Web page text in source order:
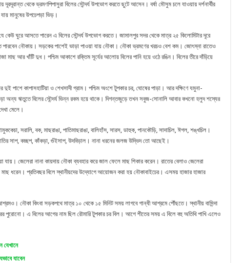
দূরদূরান্ত থেকে ভ্রমণপিপাসুরা বিলের সৌন্দর্য উপভোগ করতে ছুটে আসেন। বর্ষা মৌসুম চলে যাওয়ায় দর্শনার্থীর
যায় মানুষের উপচেপড়া ভিড়।
যে কেউ ঘুরে আসতে পারেন এ বিলের সৌন্দর্য উপভোগ করতে। জামালপুর সদর থেকে মাত্র ২৫ কিলোমিটার দূরে
পারবেন নৌকায়। সড়কের পাশেই ভাড়া পাওয়া যায় নৌকা। নৌকা ভ্রমণের খরচও বেশ কম। জোৎস্না রাতেও
মাছ আর খাঁটি দুধ। পশ্চিম আকাশে রক্তিম সূর্যের আলোয় বিলের পানি হয়ে ওঠে রঙিন। বিলের তীরে দাঁড়িয়ে
দুই পাশে কাপাসহাটিয়া ও শেখসাদী গ্রাম। পশ্চিম অংশে টুপকার চর, ঘোষের পাড়া। আর দক্ষিণে যমুনা-
অন্য ঋতুতে বিলের সৌন্দর্য ভিন্ন রকম হয়ে থাকে। দিগন্তজুড়ে তখন সবুজ-সোনালি আবার কখনো হলুদ শস্যের
মেলে।
সরালি, বক, মাছরাঙা, পাতিমাছরাঙা, বালিহাঁস, সারস, ডাহুক, পানকৌড়ি, সাদাচিল, ঈগল, শঙ্খচিল।
সাপ, কচ্ছপ, কাঁকড়া, গুঁইসাপ, উদবিড়াল। নানা ধরনের জলজ উদ্ভিদ তো আছেই।
যায়। জেলেরা নানা কায়দায় নৌকা ব্যবহার করে জাল ফেলে মাছ শিকার করেন। রাতের বেলাও জেলেরা
মাছ ধরেন। প্রতিবছর বিলে স্থানীয়দের উদ্যোগে আয়োজন করা হয় নৌকাবাইচের। এসময় হাজার হাজার
নৌকা কিংবা সড়কপথে মাত্র ১০ থেকে ১৫ মিনিট সময় লাগবে গান্ধী আশ্রমে পৌঁছতে। স্থানীয় বাসিন্দা
পুরোনো। এ বিলের আগের নাম ছিল রৌমারি টুপকার চর বিল। আগে শীতের সময় এ বিলে বহু অতিথি পাখি এলেও
যেখানে
যাবেন